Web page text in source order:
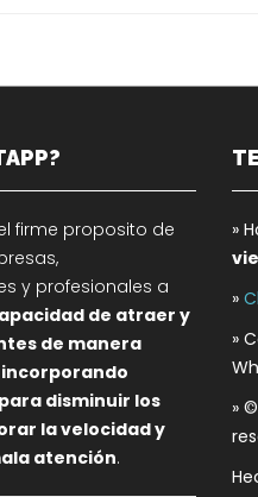
firme proposito de
y profesionales a
de atraer y
de manera
disminuir los
la velocidad y
atención.
»
»
»
»